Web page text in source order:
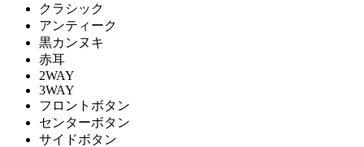
クラシック
アンティーク
黒カンヌキ
赤耳
2WAY
3WAY
フロントボタン
センターボタン
サイドボタン